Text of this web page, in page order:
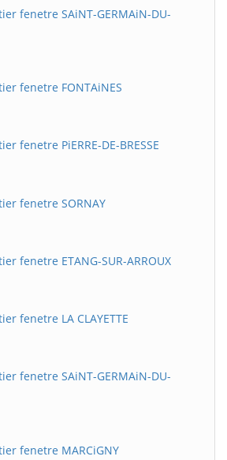
fenetre SAiNT-GERMAiN-DU-
fenetre FONTAiNES
fenetre PiERRE-DE-BRESSE
fenetre SORNAY
fenetre ETANG-SUR-ARROUX
fenetre LA CLAYETTE
fenetre SAiNT-GERMAiN-DU-
fenetre MARCiGNY